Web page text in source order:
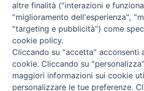
Copyright © 2019 - Tutti i
Trentina Editrice
Privacy Policy
altre finalità ("interazioni e
"miglioramento dell'esperienza",
"targeting e pubblicità") come
cookie policy.
Cliccando su "accetta" acconsenti
cookie. Cliccando su
maggiori informazioni sui cookie
personalizzare le tue preferenze.